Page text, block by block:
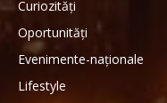
Curiozități
Oportunități
Evenimente-naționale
Lifestyle